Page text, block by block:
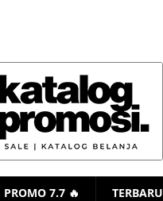
PROMO 7.7 🔥 TERBARU